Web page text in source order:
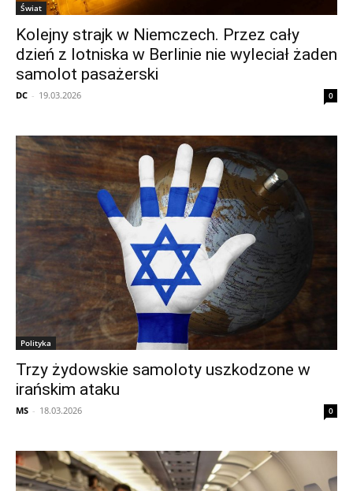
Świat
Kolejny strajk w Niemczech. Przez cały
dzień z lotniska w Berlinie nie wyleciał żaden
samolot pasażerski
DC - 19.03.2026 0
Polityka
Trzy żydowskie samoloty uszkodzone w
irańskim ataku
MS - 18.03.2026 0